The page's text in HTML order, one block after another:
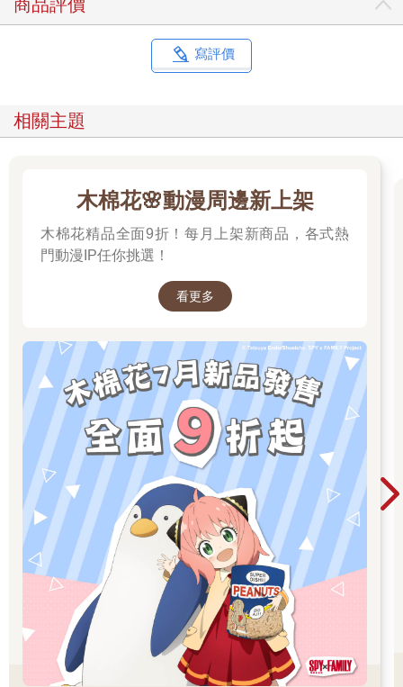
商品評價
寫評價
相關主題
木棉花🌸動漫周邊新上架
木棉花精品全面9折！每月上架新商品，各式熱
門動漫IP任你挑選！
看更多